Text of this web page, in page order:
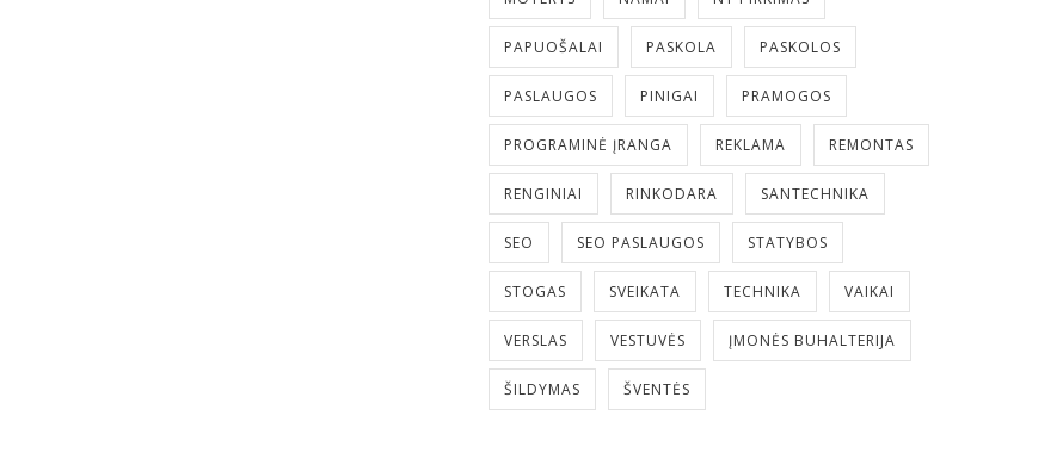
PAPUOŠALAI PASKOLA PASKOLOS
PASLAUGOS PINIGAI PRAMOGOS
PROGRAMINĖ ĮRANGA REKLAMA REMONTAS
RENGINIAI RINKODARA SANTECHNIKA
SEO SEO PASLAUGOS STATYBOS
STOGAS SVEIKATA TECHNIKA VAIKAI
VERSLAS VESTUVĖS ĮMONĖS BUHALTERIJA
ŠILDYMAS ŠVENTĖS